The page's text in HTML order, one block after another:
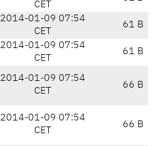
CET
2014-01-09 07:54
CET
61 B
2014-01-09 07:54
CET
61 B
2014-01-09 07:54
CET
66 B
2014-01-09 07:54
CET
66 B